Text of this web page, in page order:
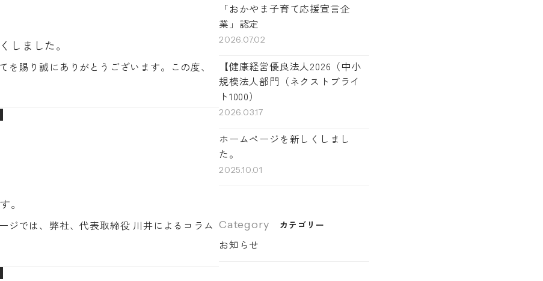
しました。
を賜り誠にありがとうございます。この度、
。
ジでは、弊社、代表取締役 川井によるコラム
「おかやま子育て応援宣言企
業」認定
2026.07.02
【健康経営優良法人2026（中小
規模法人部門（ネクストブライ
ト1000）
2026.03.17
ホームページを新しくしまし
た。
2025.10.01
Category カテゴリー
お知らせ